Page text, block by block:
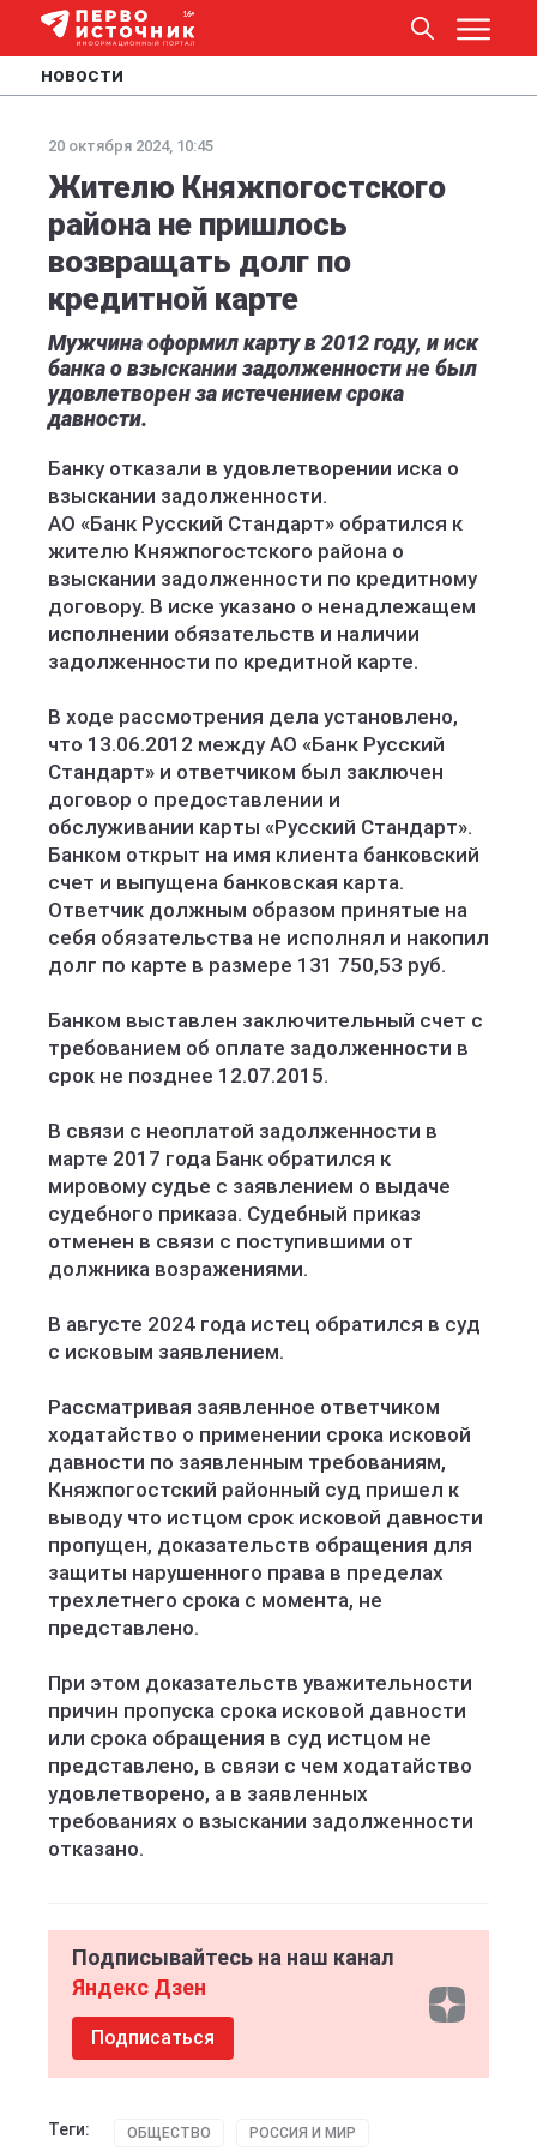
НОВОСТИ
20 октября 2024, 10:45
Жителю Княжпогостского
района не пришлось
возвращать долг по
кредитной карте
Мужчина оформил карту в 2012 году, и иск
банка о взыскании задолженности не был
удовлетворен за истечением срока
давности.
Банку отказали в удовлетворении иска о
взыскании задолженности.
АО «Банк Русский Стандарт» обратился к
жителю Княжпогостского района о
взыскании задолженности по кредитному
договору. В иске указано о ненадлежащем
исполнении обязательств и наличии
задолженности по кредитной карте.
В ходе рассмотрения дела установлено,
что 13.06.2012 между АО «Банк Русский
Стандарт» и ответчиком был заключен
договор о предоставлении и
обслуживании карты «Русский Стандарт».
Банком открыт на имя клиента банковский
счет и выпущена банковская карта.
Ответчик должным образом принятые на
себя обязательства не исполнял и накопил
долг по карте в размере 131 750,53 руб.
Банком выставлен заключительный счет с
требованием об оплате задолженности в
срок не позднее 12.07.2015.
В связи с неоплатой задолженности в
марте 2017 года Банк обратился к
мировому судье с заявлением о выдаче
судебного приказа. Судебный приказ
отменен в связи с поступившими от
должника возражениями.
В августе 2024 года истец обратился в суд
с исковым заявлением.
Рассматривая заявленное ответчиком
ходатайство о применении срока исковой
давности по заявленным требованиям,
Княжпогостский районный суд пришел к
выводу что истцом срок исковой давности
пропущен, доказательств обращения для
защиты нарушенного права в пределах
трехлетнего срока с момента, не
представлено.
При этом доказательств уважительности
причин пропуска срока исковой давности
или срока обращения в суд истцом не
представлено, в связи с чем ходатайство
удовлетворено, а в заявленных
требованиях о взыскании задолженности
отказано.
Подписывайтесь на наш канал
Яндекс Дзен
Подписаться
Теги: ОБЩЕСТВО РОССИЯ И МИР